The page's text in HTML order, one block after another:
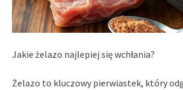
Jakie żelazo najlepiej się wchłania?
Żelazo to kluczowy pierwiastek, który